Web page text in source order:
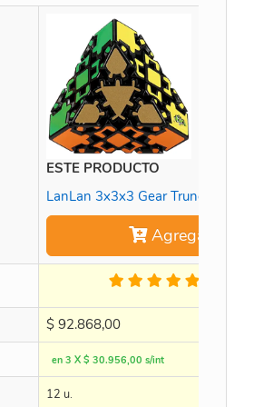
ESTE PRODUCTO
LanLan 3x3x3 Gear Truncated 4
Agregar
$ 92.868,00
en 3 X $ 30.956,00 s/int
12 u.